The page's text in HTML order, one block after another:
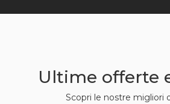
Ultime offerte
Scopri le nostre migliori